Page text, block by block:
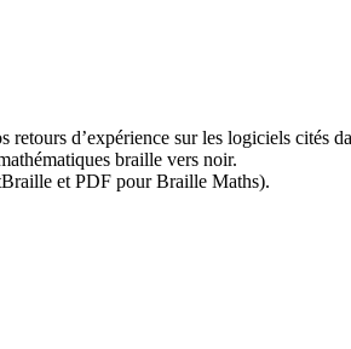
d’expérience sur les logiciels cités
braille vers noir.
et PDF pour Braille Maths).